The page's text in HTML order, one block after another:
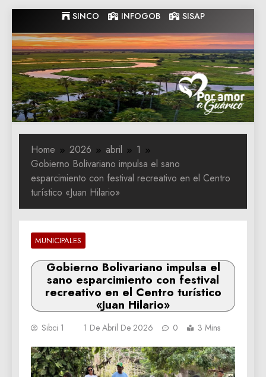
to
content
SINCO INFOGOB SISAP
Gobernacion
de Guarico
Gobernacion de Guarico
Home 2026 abril
1
Gobierno Bolivariano impulsa el sano
esparcimiento con festival recreativo en el Centro
turístico «Juan Hilario»
MUNICIPALES
Gobierno Bolivariano impulsa el
sano esparcimiento con festival
recreativo en el Centro turístico
«Juan Hilario»
Sibci 1 1 De Abril De 2026 0 3 Mins